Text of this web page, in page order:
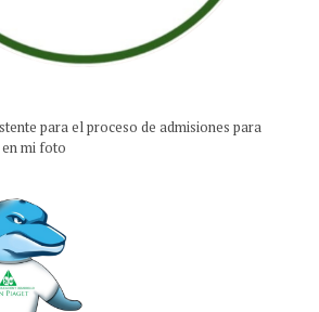
para el proceso de admisiones para
mi foto